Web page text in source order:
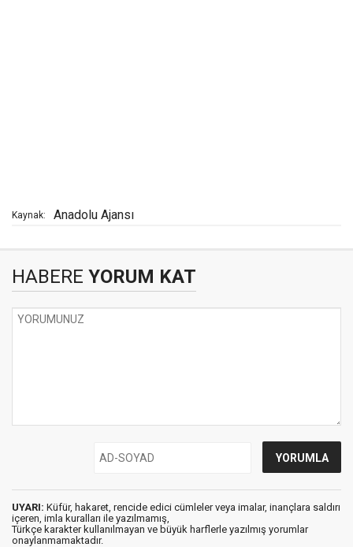
Kaynak: Anadolu Ajansı
HABERE YORUM KAT
UYARI: Küfür, hakaret, rencide edici cümleler veya imalar, inançlara saldırı
içeren, imla kuralları ile yazılmamış,
Türkçe karakter kullanılmayan ve büyük harflerle yazılmış yorumlar
onaylanmamaktadır.